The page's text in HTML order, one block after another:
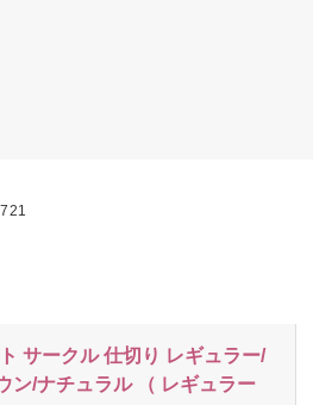
サークル 仕切り レギュラー/
ン/ナチュラル （ レギュラー